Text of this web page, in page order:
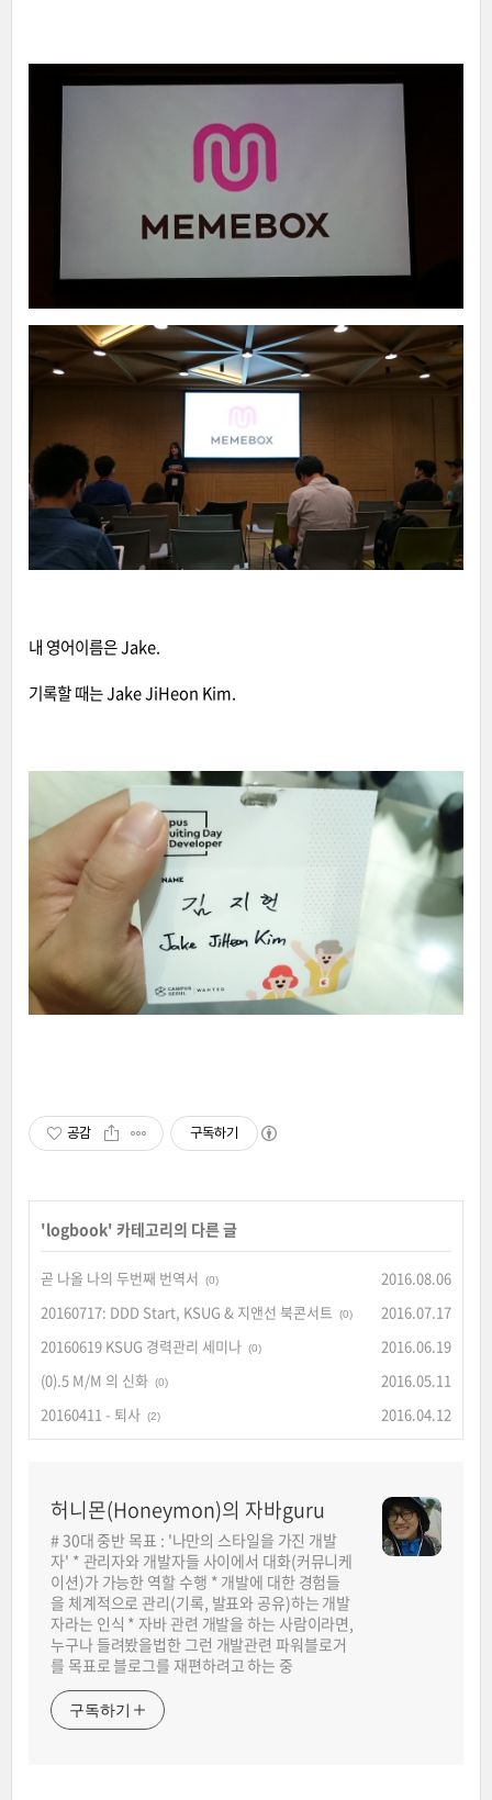
내 영어이름은 Jake.
기록할 때는 Jake JiHeon Kim.
공감 구독하기
'logbook' 카테고리의 다른 글
곧 나올 나의 두번째 번역서 (0)
2016.08.06
20160717: DDD Start, KSUG & 지앤선 북콘서트
(0)
2016.07.17
20160619 KSUG 경력관리 세미나 (0)
2016.06.19
(0).5 M/M 의 신화 (0)
2016.05.11
20160411 - 퇴사 (2) 2016.04.12
허니몬(Honeymon)의 자바guru
# 30대 중반 목표 : '나만의 스타일을 가진 개발
자' * 관리자와 개발자들 사이에서 대화(커뮤니케
이션)가 가능한 역할 수행 * 개발에 대한 경험들
을 체계적으로 관리(기록, 발표와 공유)하는 개발
자라는 인식 * 자바 관련 개발을 하는 사람이라면,
누구나 들려봤을법한 그런 개발관련 파워블로거
를 목표로 블로그를 재편하려고 하는 중
구독하기